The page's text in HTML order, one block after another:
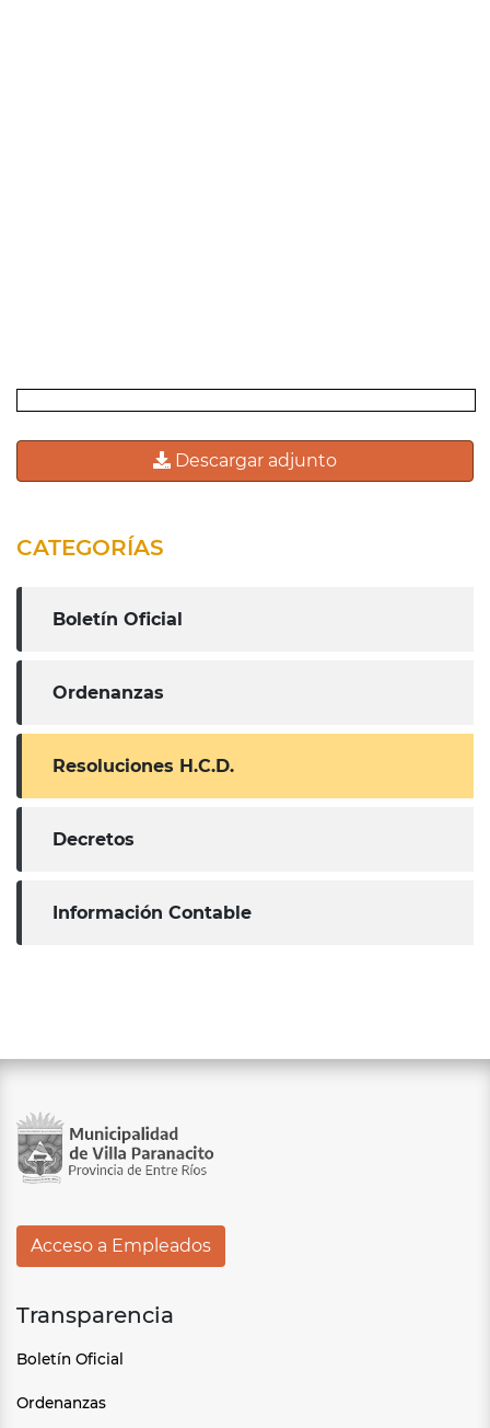
Descargar adjunto
CATEGORÍAS
Boletín Oficial
Ordenanzas
Resoluciones H.C.D.
Decretos
Información Contable
Acceso a Empleados
Transparencia
Boletín Oficial
Ordenanzas